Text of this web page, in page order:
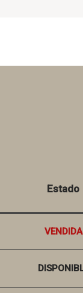
Estado
VENDIDA